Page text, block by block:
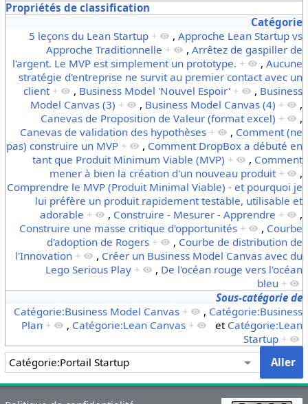
Propriétés de classification
Catégorie
5 leçons du Lean Startup + ,Approche Lean Startup vs
Approche Traditionnelle + ,Arrêtez de gaspiller de
l'argent. Le MVP est simplement un prototype. + ,Aucune
stratégie d'entreprise ne survit au premier contact avec un
client + , Business Model 'Nouvel Espoir' + , Business
Model Canvas (3) + , Business Model Canvas (4) +
,
Canevas de Proposition de Valeur (format excel) +
,
Canevas de validation des hypothèses + , Comment (ne
pas) construire un MVP + , Comment DropBox a débuté en
tant que Produit Minimum Viable (MVP) + , Comment
mener à bien la création d'un nouveau produit +
,
Comprendre le MVP (Produit Minimal Viable) - et pourquoi je
lui préfère un produit rapidement testable, utilisable et
adorable + , Construire - Mesurer - Apprendre +
,
Construire une masse critique d'opportunités + , Courbe
d'adoption de Rogers + , Courbe de distribution de
l'Innovation + , Créer un Business Model Canvas avec du
Lego Serious Play + , De l'océan rouge vers l'océan
bleu +
Sous-catégorie de
Catégorie:Business Model Canvas + , Catégorie:Business
Plan + , Catégorie:Lean Canvas + et Catégorie:Lean
Startup +